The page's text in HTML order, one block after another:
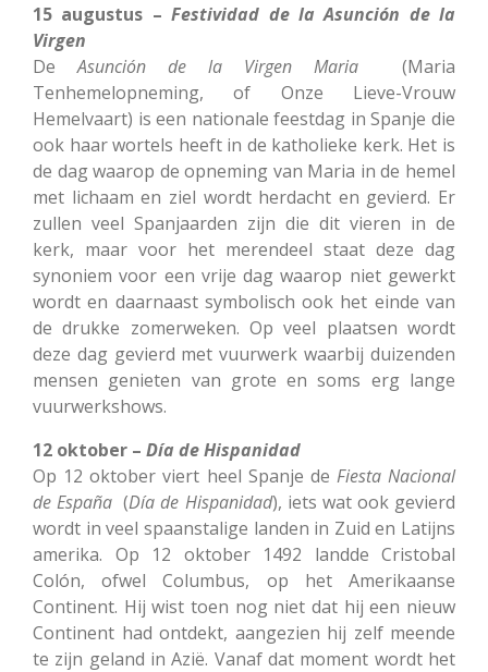
15 augustus –Festividad de la Asunción de la
Virgen
DeAsunción de la Virgen Maria (Maria
Tenhemelopneming, of Onze Lieve-Vrouw
Hemelvaart) is een nationale feestdag in Spanje die
ook haar wortels heeft in de katholieke kerk. Het is
de dag waarop de opneming van Maria in de hemel
met lichaam en ziel wordt herdacht en gevierd. Er
zullen veel Spanjaarden zijn die dit vieren in de
kerk, maar voor het merendeel staat deze dag
synoniem voor een vrije dag waarop niet gewerkt
wordt en daarnaast symbolisch ook het einde van
de drukke zomerweken. Op veel plaatsen wordt
deze dag gevierd met vuurwerk waarbij duizenden
mensen genieten van grote en soms erg lange
vuurwerkshows.
12 oktober – Día de Hispanidad
Op 12 oktober viert heel Spanje de Fiesta Nacional
de España (Día de Hispanidad), iets wat ook gevierd
wordt in veel spaanstalige landen in Zuid en Latijns
amerika. Op 12 oktober 1492 landde Cristobal
Colón, ofwel Columbus, op het Amerikaanse
Continent. Hij wist toen nog niet dat hij een nieuw
Continent had ontdekt, aangezien hij zelf meende
te zijn geland in Azië. Vanaf dat moment wordt het